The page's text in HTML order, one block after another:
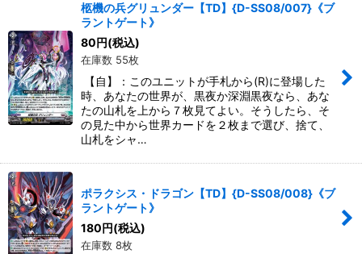
柩機の兵グリュンダー【TD】{D-SS08/007}《ブ
ラントゲート》
80円(税込)
在庫数 55枚
【自】：このユニットが手札から(R)に登場した
時、あなたの世界が、黒夜か深淵黒夜なら、あな
たの山札を上から７枚見てよい。そうしたら、そ
の見た中から世界カードを２枚まで選び、捨て、
山札をシャ…
ポラクシス・ドラゴン【TD】{D-SS08/008}《ブ
ラントゲート》
180円(税込)
在庫数 8枚